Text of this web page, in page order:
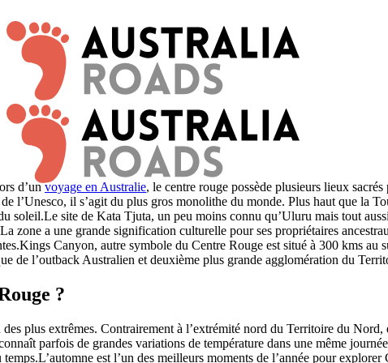
d’unvoyage en Australie, le centre rouge possède plusieurs lieux
l’Unesco, il s’agit du plus gros monolithe du monde. Plus haut que la
soleil.Le site de Kata Tjuta, un peu moins connu qu’Uluru mais tout
zone a une grande signification culturelle pour ses propriétaires
Canyon, autre symbole du Centre Rouge est situé à 300 kms
de l’outback Australien et deuxième plus grande agglomération du
?
plus extrêmes. Contrairement à l’extrémité nord du Territoire du
parfois de grandes variations de température dans une même
est l’un des meilleurs moments de l’année pour